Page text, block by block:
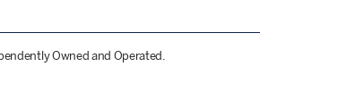
Owned and Operated.